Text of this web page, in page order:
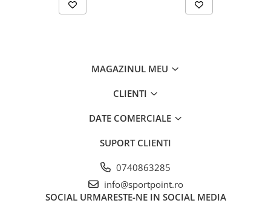
MAGAZINUL MEU
CLIENTI
DATE COMERCIALE
SUPORT CLIENTI
0740863285
info@sportpoint.ro
SOCIAL URMARESTE-NE IN SOCIAL MEDIA